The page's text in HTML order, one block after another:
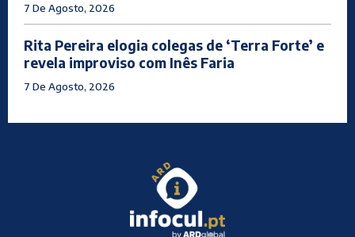
7 De Agosto, 2026
Rita Pereira elogia colegas de ‘Terra Forte’ e
revela improviso com Inês Faria
7 De Agosto, 2026